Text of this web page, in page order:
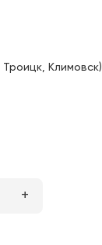
Троицк, Климовск)
+